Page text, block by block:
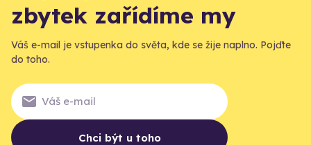
zbytek zařídíme my
Váš e-mail je vstupenka do světa, kde se žije naplno. Pojďte
do toho.
Chci být u toho